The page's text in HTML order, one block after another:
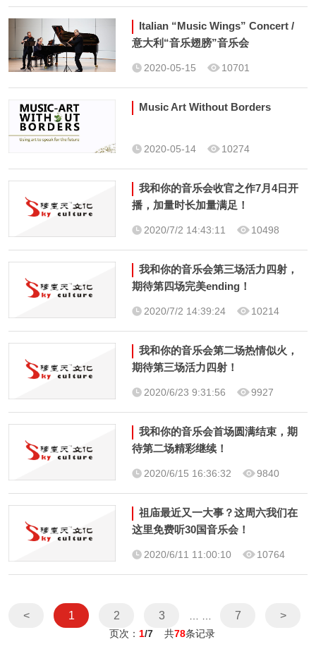
Italian “Music Wings” Concert /
意大利“音乐翅膀”音乐会
2020-05-15 10701
Music Art Without Borders
2020-05-14 10274
我和你的音乐会收官之作7月4日开
播，加量时长加量满足！
2020/7/2 14:43:11 10498
我和你的音乐会第三场活力四射，
期待第四场完美ending！
2020/7/2 14:39:24 10214
我和你的音乐会第二场热情似火，
期待第三场活力四射！
2020/6/23 9:31:56 9927
我和你的音乐会首场圆满结束，期
待第二场精彩继续！
2020/6/15 16:36:32 9840
祖庙最近又一大事？这周六我们在
这里免费听30国音乐会！
2020/6/11 11:00:10 10764
< 1 2 3 7 >
页次： 1/7 共78条记录